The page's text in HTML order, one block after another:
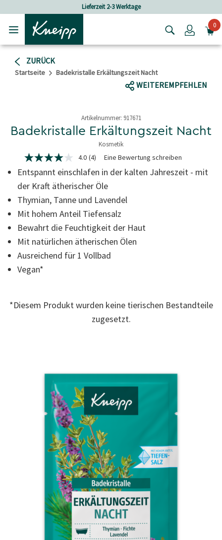
Login0
ZURÜCK
Startseite Badekristalle Erkältungszeit Nacht
WEITEREMPFEHLEN
Artikelnummer: 917671
Badekristalle Erkältungszeit Nacht
Kosmetik
5 von 5 Sternen
4.0
von
5
Sternen,
durchschnittlicher
Bewertungswert.
Read
4
Reviews.
Link
zur
Seite.
4.0 (4) Eine Bewertung schreiben
Entspannt einschlafen in der kalten Jahreszeit - mit
der Kraft ätherischer Öle
Thymian, Tanne und Lavendel
Mit hohem Anteil Tiefensalz
Bewahrt die Feuchtigkeit der Haut
Mit natürlichen ätherischen Ölen
Ausreichend für 1 Vollbad
Vegan*
*Diesem Produkt wurden keine tierischen Bestandteile
zugesetzt.